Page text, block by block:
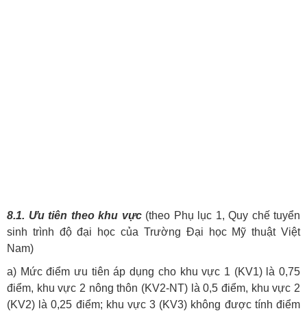
8.1. Ưu tiên theo khu vực(theo Phụ lục 1, Quy chế tuyển
sinh trình độ đại học của Trường Đại học Mỹ thuật Việt
Nam)
a) Mức điểm ưu tiên áp dụng cho khu vực 1 (KV1) là 0,75
điểm, khu vực 2 nông thôn (KV2-NT) là 0,5 điểm, khu vực 2
(KV2) là 0,25 điểm; khu vực 3 (KV3) không được tính điểm